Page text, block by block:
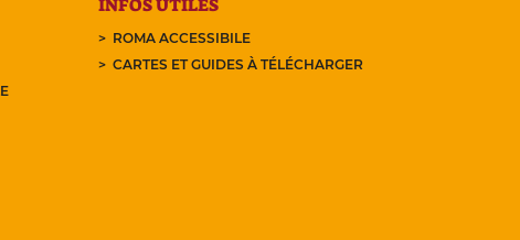
INFOS UTILES
ROMA ACCESSIBILE
CARTES ET GUIDES À TÉLÉCHARGER